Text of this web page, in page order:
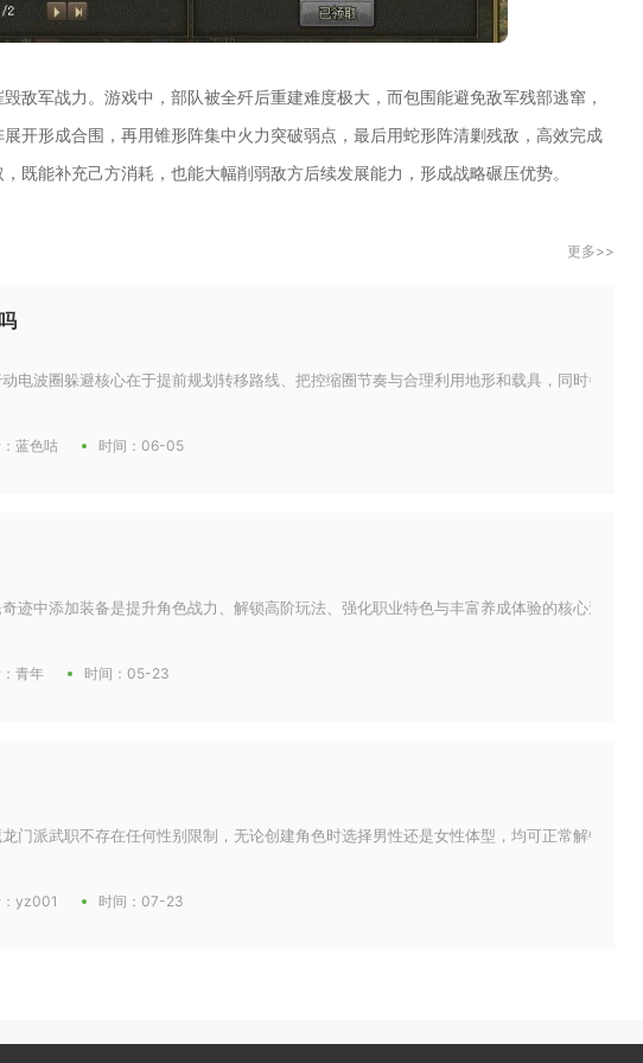
敌军战力。游戏中，部队被全歼后重建难度极大，而包围能避免敌军残部逃窜，
开形成合围，再用锥形阵集中火力突破弱点，最后用蛇形阵清剿残敌，高效完成
既能补充己方消耗，也能大幅削弱敌方后续发展能力，形成战略碾压优势。
更多>>
电波圈躲避核心在于提前规划转移路线、把控缩圈节奏与合理利用地形和载具，同时备好药
蓝色咕 时间：06-05
迹中添加装备是提升角色战力、解锁高阶玩法、强化职业特色与丰富养成体验的核心途径，
青年 时间：05-23
门派武职不存在任何性别限制，无论创建角色时选择男性还是女性体型，均可正常解锁、晋
yz001 时间：07-23